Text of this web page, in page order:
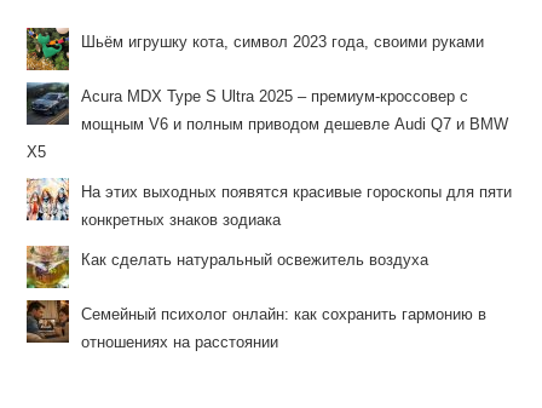
Шьём игрушку кота, символ 2023 года, своими руками
Acura MDX Type S Ultra 2025 – премиум-кроссовер с
мощным V6 и полным приводом дешевле Audi Q7 и BMW
X5
На этих выходных появятся красивые гороскопы для пяти
конкретных знаков зодиака
Как сделать натуральный освежитель воздуха
Семейный психолог онлайн: как сохранить гармонию в
отношениях на расстоянии